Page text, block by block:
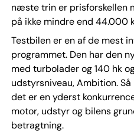
næste trin er prisforskellen
på ikke mindre end 44.000
Testbilen er en af de mest
programmet. Den har den
med turbolader og 140 hk
udstyrsniveau, Ambition.
det er en yderst
motor, udstyr og bilens
betragtning.